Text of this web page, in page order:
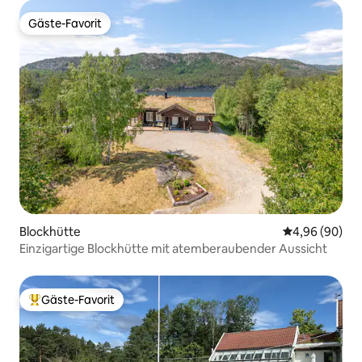
Gäste-Favorit
Gäste-Favorit
Blockhütte
4,96 (90)
Einzigartige Blockhütte mit atemberaubender Aussicht
Beliebter Gäste-Favorit.
Gäste-Favorit